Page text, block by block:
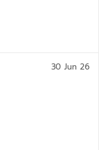
30 Jun 26